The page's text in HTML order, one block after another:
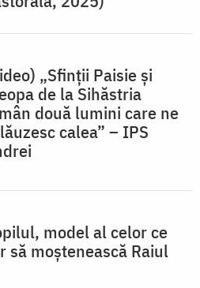
„Sfinții Paisie și
de la Sihăstria
două lumini care ne
calea” – IPS
model al celor ce
să moștenească Raiul